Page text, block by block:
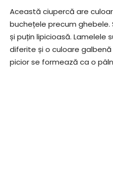
Această ciupercă are
buchețele precum
și puțin lipicioasă. Lamelele
diferite și o culoare
picior se formează ca o